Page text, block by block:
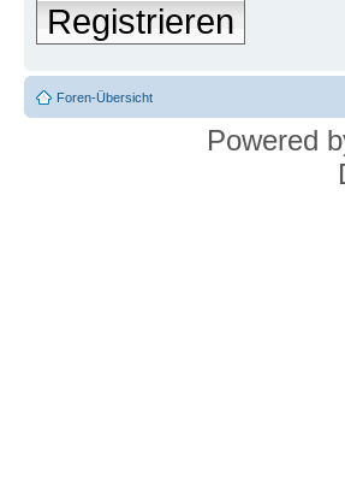
Registrieren
Foren-Übersicht
Powered